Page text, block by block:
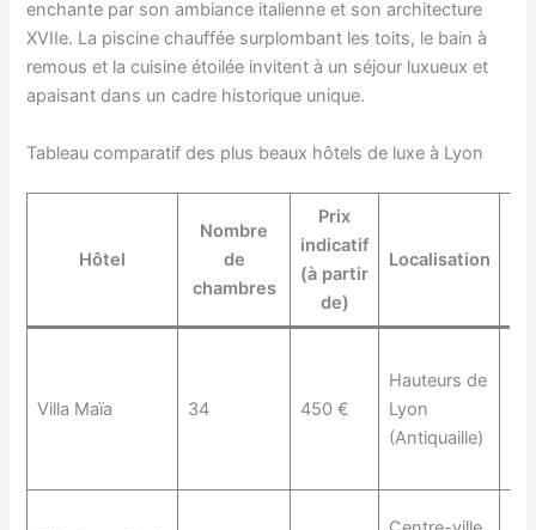
enchante par son ambiance italienne et son architecture
XVIIe. La piscine chauffée surplombant les toits, le bain à
remous et la cuisine étoilée invitent à un séjour luxueux et
apaisant dans un cadre historique unique.
Tableau comparatif des plus beaux hôtels de luxe à Lyon
Hôtel
Nombre
de
chambres
Prix
indicatif
(à partir
de)
Localisation
Villa Maïa 34 450 €
Hauteurs de
Lyon
(Antiquaille)